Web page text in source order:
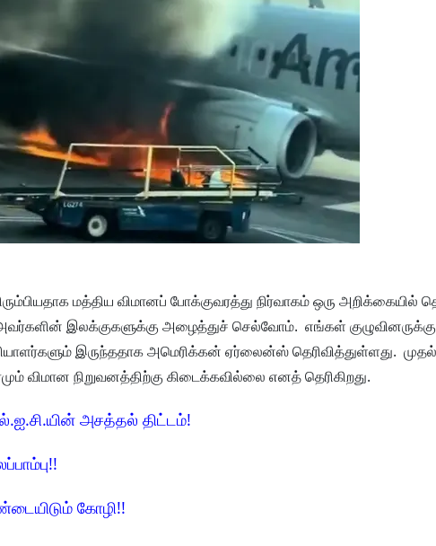
மத்திய விமானப் போக்குவரத்து நிர்வாகம் ஒரு அறிக்கையில்
இலக்குகளுக்கு அழைத்துச் செல்வோம். எங்கள் குழுவினருக்கு
இருந்ததாக அமெரிக்கன் ஏர்லைன்ஸ் தெரிவித்துள்ளது.
விமான நிறுவனத்திற்கு கிடைக்கவில்லை எனத் தெரிகிறது.
அசத்தல் திட்டம்!
கோழி!!